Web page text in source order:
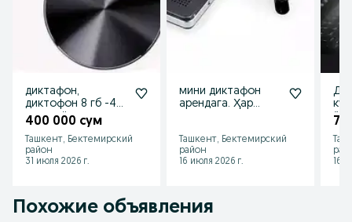
диктафон,
диктофон 8 гб -40
соат тўхтовсиз
тиниқ ёзади
400 000 сум
Ташкент, Бектемирский
район
31 июля 2026 г.
мини диктафон
арендага. Ҳар
Diktafon ижарага
Ташкент, Бектемирский
район
16 июля 2026 г.
16
Похожие объявления